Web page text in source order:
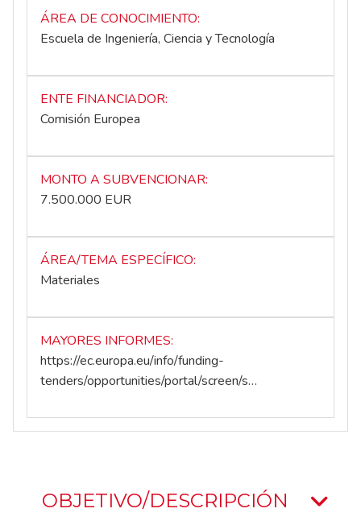
ÁREA DE CONOCIMIENTO
Escuela de Ingeniería, Ciencia y Tecnología
ENTE FINANCIADOR
Comisión Europea
MONTO A SUBVENCIONAR
7.500.000 EUR
ÁREA/TEMA ESPECÍFICO
Materiales
MAYORES INFORMES
https://ec.europa.eu/info/funding-
tenders/opportunities/portal/screen/s…
OBJETIVO/DESCRIPCIÓN